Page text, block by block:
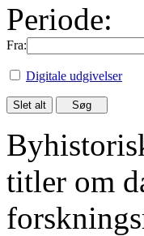
Periode:
Fra:
Digitale udgivelser
titler om